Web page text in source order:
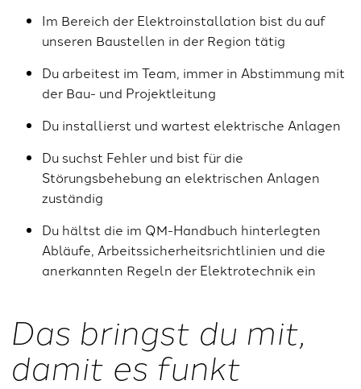
Im Bereich der Elektroinstallation bist du auf
unseren Baustellen in der Region tätig
Du arbeitest im Team, immer in Abstimmung mit
der Bau- und Projektleitung
Du installierst und wartest elektrische Anlagen
Du suchst Fehler und bist für die
Störungsbehebung an elektrischen Anlagen
zuständig
Du hältst die im QM-Handbuch hinterlegten
Abläufe, Arbeitssicherheitsrichtlinien und die
anerkannten Regeln der Elektrotechnik ein
Das bringst du mit,
damit es funkt